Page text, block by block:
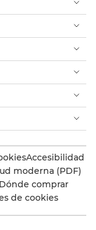
Accesibilidad
moderna (PDF)
comprar
de cookies